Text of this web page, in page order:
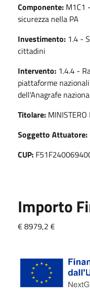
Componente: M1C1
sicurezza nella PA
Investimento: 1.4 -
cittadini
Intervento: 1.4.4 -
piattaforme
dell'Anagrafe
Titolare: MINISTERO
Soggetto Attuatore:
CUP:
Importo
€ 8979,2 €